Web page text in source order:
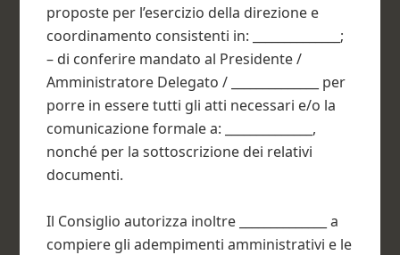
proposte per l’esercizio della direzione e
coordinamento consistenti in: ______________;
– di conferire mandato al Presidente /
Amministratore Delegato / ______________ per
porre in essere tutti gli atti necessari e/o la
comunicazione formale a: ______________,
nonché per la sottoscrizione dei relativi
documenti.
Il Consiglio autorizza inoltre ______________ a
compiere gli adempimenti amministrativi e le